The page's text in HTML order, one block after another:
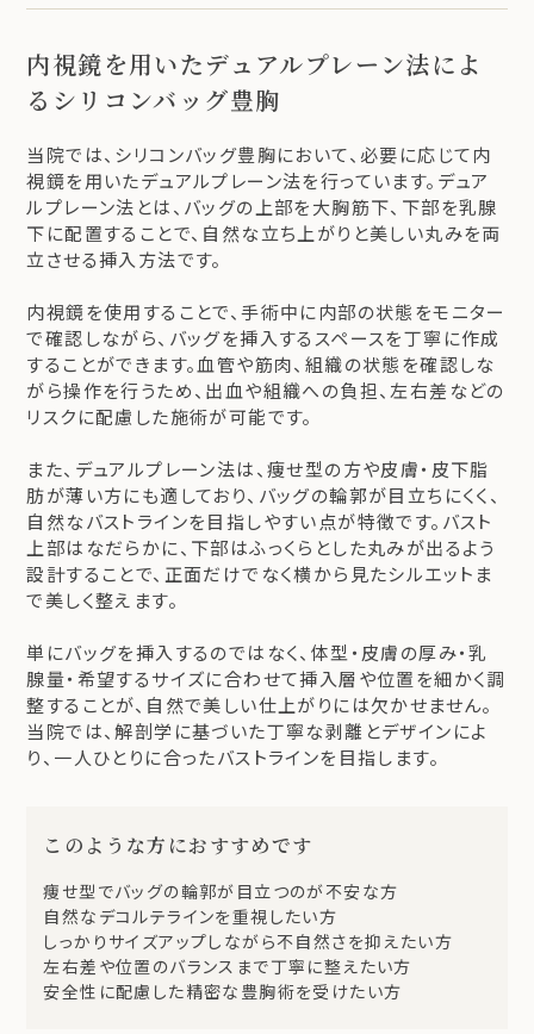
内視鏡を用いたデュアルプレーン法によ
るシリコンバッグ豊胸
当院では、シリコンバッグ豊胸において、必要に応じて内
視鏡を用いたデュアルプレーン法を行っています。デュア
ルプレーン法とは、バッグの上部を大胸筋下、下部を乳腺
下に配置することで、自然な立ち上がりと美しい丸みを両
立させる挿入方法です。
内視鏡を使用することで、手術中に内部の状態をモニター
で確認しながら、バッグを挿入するスペースを丁寧に作成
することができます。血管や筋肉、組織の状態を確認しな
がら操作を行うため、出血や組織への負担、左右差などの
リスクに配慮した施術が可能です。
また、デュアルプレーン法は、痩せ型の方や皮膚・皮下脂
肪が薄い方にも適しており、バッグの輪郭が目立ちにくく、
自然なバストラインを目指しやすい点が特徴です。バスト
上部はなだらかに、下部はふっくらとした丸みが出るよう
設計することで、正面だけでなく横から見たシルエットま
で美しく整えます。
単にバッグを挿入するのではなく、体型・皮膚の厚み・乳
腺量・希望するサイズに合わせて挿入層や位置を細かく調
整することが、自然で美しい仕上がりには欠かせません。
当院では、解剖学に基づいた丁寧な剥離とデザインによ
り、一人ひとりに合ったバストラインを目指します。
このような方におすすめです
痩せ型でバッグの輪郭が目立つのが不安な方
自然なデコルテラインを重視したい方
しっかりサイズアップしながら不自然さを抑えたい方
左右差や位置のバランスまで丁寧に整えたい方
安全性に配慮した精密な豊胸術を受けたい方